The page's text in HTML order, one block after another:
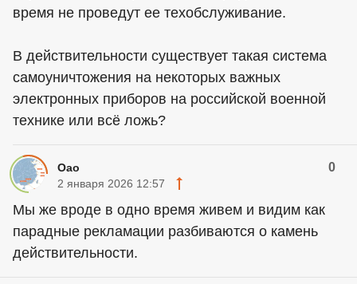
время не проведут ее техобслуживание.
В действительности существует такая система
самоуничтожения на некоторых важных
электронных приборов на российской военной
технике или всё ложь?
Oao 0
2 января 2026 12:57
Мы же вроде в одно время живем и видим как
парадные рекламации разбиваются о камень
действительности.